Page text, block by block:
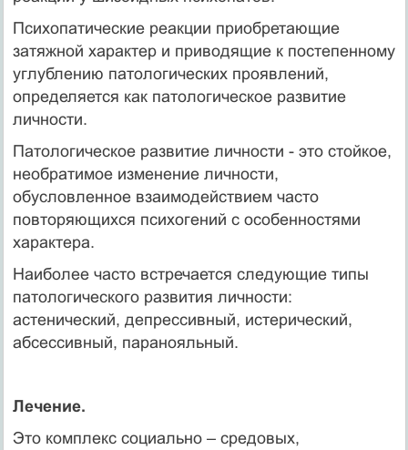
Психопатические реакции приобретающие
затяжной характер и приводящие к постепенному
углублению патологических проявлений,
определяется как патологическое развитие
личности.
Патологическое развитие личности - это стойкое,
необратимое изменение личности,
обусловленное взаимодействием часто
повторяющихся психогений с особенностями
характера.
Наиболее часто встречается следующие типы
патологического развития личности:
астенический, депрессивный, истерический,
абсессивный, паранояльный.
Лечение.
Это комплекс социально – средовых,